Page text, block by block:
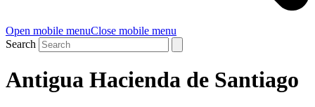
Open mobile menuClose mobile menu
Search
Antigua Hacienda de Santiago